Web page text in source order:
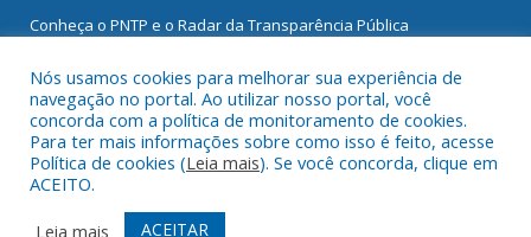
Conheça o PNTP e o Radar da Transparência Pública
Todos os direitos reservados a Prefeitura Municipal de
Mocajuba.
Mapa do Site Acessar Área Administrativa
Nós usamos cookies para melhorar sua experiência de
navegação no portal. Ao utilizar nosso portal, você
concorda com a política de monitoramento de cookies.
Para ter mais informações sobre como isso é feito, acesse
Política de cookies (Leia mais). Se você concorda, clique em
ACEITO.
Leia mais
ACEITAR